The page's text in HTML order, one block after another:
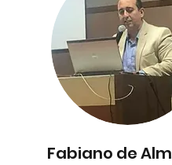
Fabiano de